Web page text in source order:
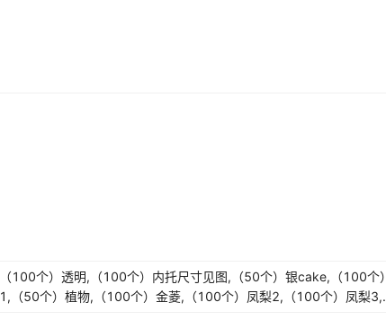
（100个）透明,（100个）内托尺寸见图,（50个）银cake,（100个
1,（50个）植物,（100个）金菱,（100个）凤梨2,（100个）凤梨3,